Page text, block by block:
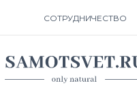
СОТРУДНИЧЕСТВО